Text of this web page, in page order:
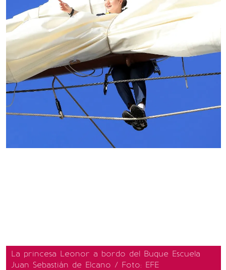
La princesa Leonor a bordo del Buque Escuela
Juan Sebastián de Elcano / Foto: EFE